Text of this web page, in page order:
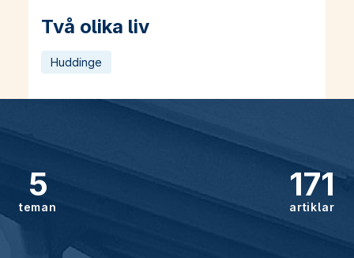
Två olika liv
Läs mer om Två olika liv
Huddinge
5
teman
171
artiklar